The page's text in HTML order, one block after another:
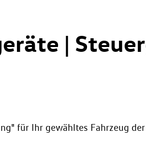
|
für Ihr gewähltes Fahrzeug